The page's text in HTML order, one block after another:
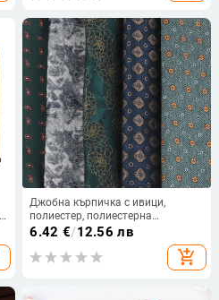
Джобна кърпичка с ивици,
полиестер, полиестерна
подплата, модерен стил
6.42 €/12.56 лв
add_shopping_cart